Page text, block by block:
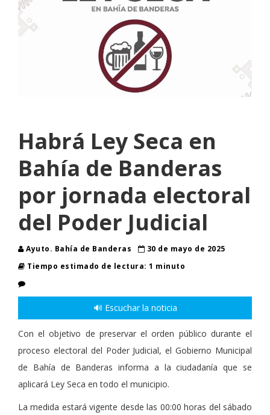
Habrá Ley Seca en
Bahía de Banderas
por jornada electoral
del Poder Judicial
Ayuto. Bahía de Banderas
30 de mayo de 2025
Tiempo estimado de lectura: 1 minuto
🔊 Escuchar la noticia
Con el objetivo de preservar el orden público durante el
proceso electoral del Poder Judicial, el Gobierno Municipal
de Bahía de Banderas informa a la ciudadanía que se
aplicará Ley Seca en todo el municipio.
La medida estará vigente desde las 00:00 horas del sábado